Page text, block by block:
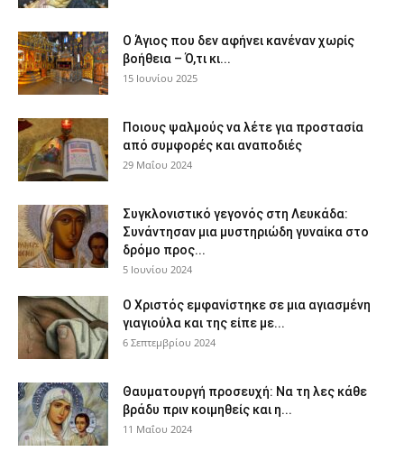
Ο Άγιος που δεν αφήνει κανέναν χωρίς
βοήθεια – Ό,τι κι...
15 Ιουνίου 2025
Ποιους ψαλμούς να λέτε για προστασία
από συμφορές και αναποδιές
29 Μαΐου 2024
Συγκλονιστικό γεγονός στη Λευκάδα:
Συνάντησαν μια μυστηριώδη γυναίκα στο
δρόμο προς...
5 Ιουνίου 2024
Ο Χριστός εμφανίστηκε σε μια αγιασμένη
γιαγιούλα και της είπε με...
6 Σεπτεμβρίου 2024
Θαυματουργή προσευχή: Να τη λες κάθε
βράδυ πριν κοιμηθείς και η...
11 Μαΐου 2024